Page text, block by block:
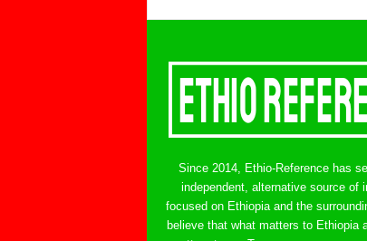
Since 2014, Ethio-Reference has
independent, alternative source of
focused on Ethiopia and the
believe that what matters to Ethiopia